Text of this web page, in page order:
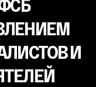
И